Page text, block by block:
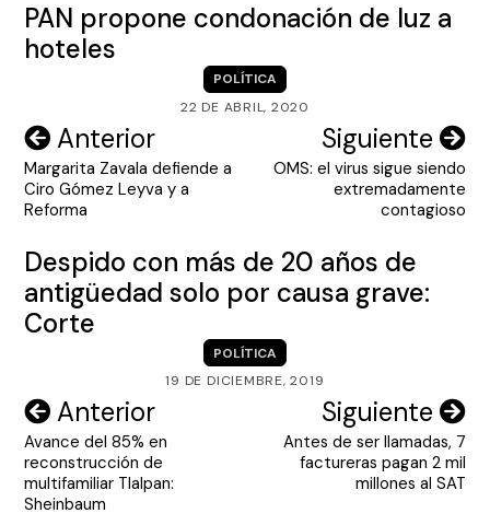
PAN propone condonación de luz a
hoteles
POLÍTICA
22 DE ABRIL, 2020
Navegación
de
entradas
Anterior
Margarita Zavala defiende a
Ciro Gómez Leyva y a
Reforma
Siguiente
OMS: el virus sigue siendo
extremadamente
contagioso
Despido con más de 20 años de
antigüedad solo por causa grave:
Corte
POLÍTICA
19 DE DICIEMBRE, 2019
Navegación
de
entradas
Anterior
Avance del 85% en
reconstrucción de
multifamiliar Tlalpan:
Sheinbaum
Siguiente
Antes de ser llamadas, 7
factureras pagan 2 mil
millones al SAT